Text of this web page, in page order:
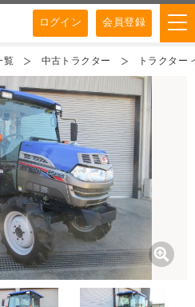
ログイン 会員登録
覧 中古トラクター トラクター